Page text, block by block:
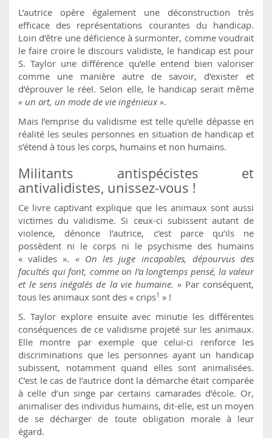
L’autrice opère également une déconstruction très
efficace des représentations courantes du handicap.
Loin d’être une déficience à surmonter, comme voudrait
le faire croire le discours validiste, le handicap est pour
S. Taylor une différence qu’elle entend bien valoriser
comme une manière autre de savoir, d’exister et
d’éprouver le réel. Selon elle, le handicap serait même
« un art, un mode de vie ingénieux ».
Mais l’emprise du validisme est telle qu’elle dépasse en
réalité les seules personnes en situation de handicap et
s’étend à tous les corps, humains et non humains.
Militants antispécistes et
antivalidistes, unissez-vous !
Ce livre captivant explique que les animaux sont aussi
victimes du validisme. Si ceux-ci subissent autant de
violence, dénonce l’autrice, c’est parce qu’ils ne
possèdent ni le corps ni le psychisme des humains
« valides ». « On les juge incapables, dépourvus des
facultés qui font, comme on l’a longtemps pensé, la valeur
et le sens inégalés de la vie humaine. »Par conséquent,
tous les animaux sont des « crips1 » !
S. Taylor explore ensuite avec minutie les différentes
conséquences de ce validisme projeté sur les animaux.
Elle montre par exemple que celui-ci renforce les
discriminations que les personnes ayant un handicap
subissent, notamment quand elles sont animalisées.
C’est le cas de l’autrice dont la démarche était comparée
à celle d’un singe par certains camarades d’école. Or,
animaliser des individus humains, dit-elle, est un moyen
de se décharger de toute obligation morale à leur
égard.